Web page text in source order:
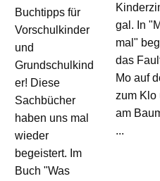
Buchtipps für
Vorschulkinder
und
Grundschulkind
er! Diese
Sachbücher
haben uns mal
wieder
begeistert. Im
Buch "Was
gal. In
mal"
das
Mo auf
zum Klo
am
...